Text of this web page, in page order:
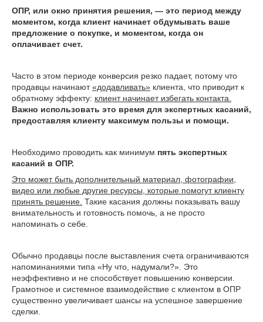
ОПР, или окно принятия решения, — это период между
моментом, когда клиент начинает обдумывать ваше
предложение о покупке, и моментом, когда он
оплачивает счет.
Часто в этом периоде конверсия резко падает, потому что
продавцы начинают«додавливать» клиента, что приводит к
обратному эффекту: клиент начинает избегать контакта.
Важно использовать это время для экспертных касаний,
предоставляя клиенту максимум пользы и помощи.
Необходимо проводить как минимум пять экспертных
касаний в ОПР.
Это может быть дополнительный материал, фотографии,
видео или любые другие ресурсы, которые помогут клиенту
принять решение. Такие касания должны показывать вашу
внимательность и готовность помочь, а не просто
напоминать о себе.
Обычно продавцы после выставления счета ограничиваются
напоминаниями типа «Ну что, надумали?». Это
неэффективно и не способствует повышению конверсии.
Грамотное и системное взаимодействие с клиентом в ОПР
существенно увеличивает шансы на успешное завершение
сделки.